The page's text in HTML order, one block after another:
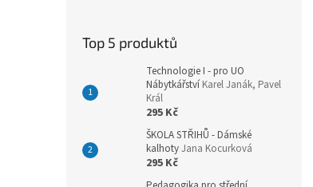
Top 5 produktů
Technologie I - pro UO
Nábytkářství Karel Janák, Pavel
Král
295 Kč
ŠKOLA STŘIHŮ - Dámské
kalhotyJana Kocurková
295 Kč